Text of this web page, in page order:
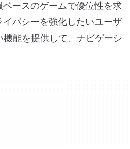
ースのゲームで優位性を求
バシーを強化したいユーザ
能を提供して、ナビゲーシ